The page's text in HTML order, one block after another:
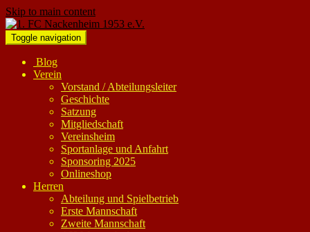
Skip to main content
Toggle navigation
Blog
Verein
Vorstand / Abteilungsleiter
Geschichte
Satzung
Mitgliedschaft
Vereinsheim
Sportanlage und Anfahrt
Sponsoring 2025
Onlineshop
Herren
Abteilung und Spielbetrieb
Erste Mannschaft
Zweite Mannschaft